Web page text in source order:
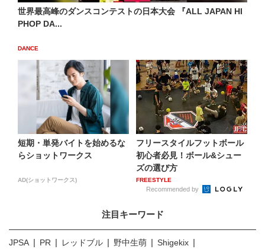
世界最高峰のダンスコンテストの日本大会 『ALL JAPAN HI
PHOP DA...
DANCE
短期・単発バイトを始めるな
らショットワークス
AD(ショットワークス)
フリースタイルフットボール
初心者必見！ボール&シュー
ズの選び方
FREESTYLE
Recommended by
注目キーワード
JPSA PR レッドブル 野中生萌
Shigekix